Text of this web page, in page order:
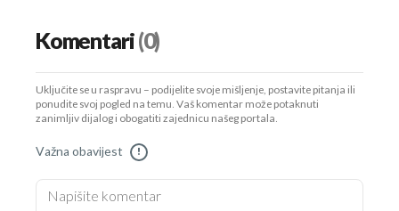
Komentari(0)
Uključite se u raspravu – podijelite svoje mišljenje, postavite pitanja ili
ponudite svoj pogled na temu. Vaš komentar može potaknuti
zanimljiv dijalog i obogatiti zajednicu našeg portala.
Važna obavijest !